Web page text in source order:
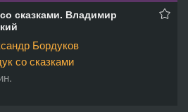
сказками. Владимир
Бордуков
со сказками